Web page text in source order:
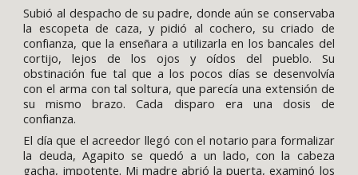
Subió al despacho de su padre, donde aún se conservaba
la escopeta de caza, y pidió al cochero, su criado de
confianza, que la enseñara a utilizarla en los bancales del
cortijo, lejos de los ojos y oídos del pueblo. Su
obstinación fue tal que a los pocos días se desenvolvía
con el arma con tal soltura, que parecía una extensión de
su mismo brazo. Cada disparo era una dosis de
confianza.
El día que el acreedor llegó con el notario para formalizar
la deuda, Agapito se quedó a un lado, con la cabeza
gacha, impotente. Mi madre abrió la puerta, examinó los